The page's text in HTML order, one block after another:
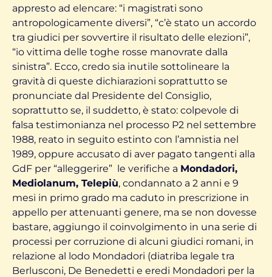
appresto ad elencare: “i magistrati sono
antropologicamente diversi”, “c’è stato un accordo
tra giudici per sovvertire il risultato delle elezioni”,
“io vittima delle toghe rosse manovrate dalla
sinistra”. Ecco, credo sia inutile sottolineare la
gravità di queste dichiarazioni soprattutto se
pronunciate dal Presidente del Consiglio,
soprattutto se, il suddetto, è stato: colpevole di
falsa testimonianza nel processo P2 nel settembre
1988, reato in seguito estinto con l’amnistia nel
1989, oppure accusato di aver pagato tangenti alla
GdF per “alleggerire” le verifiche a Mondadori,
Mediolanum, Telepiù, condannato a 2 anni e 9
mesi in primo grado ma caduto in prescrizione in
appello per attenuanti genere, ma se non dovesse
bastare, aggiungo il coinvolgimento in una serie di
processi per corruzione di alcuni giudici romani, in
relazione al lodo Mondadori (diatriba legale tra
Berlusconi, De Benedetti e eredi Mondadori per la